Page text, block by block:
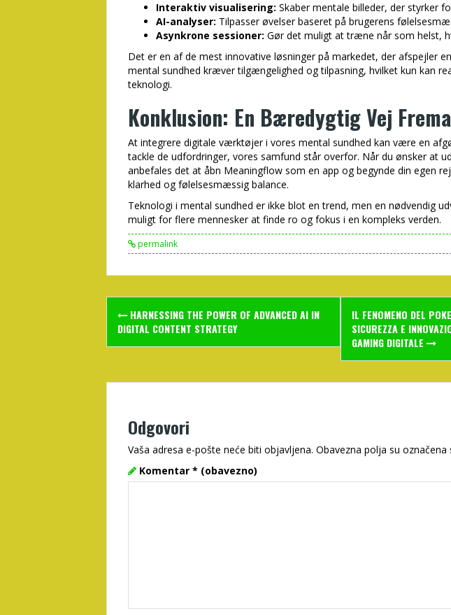
Interaktiv visualisering: Skaber mentale billeder, der styrker
AI-analyser: Tilpasser øvelser baseret på brugerens
Asynkrone sessioner: Gør det muligt at træne når som helst,
Det er en af de mest innovative løsninger på markedet, der afspejler
mental sundhed kræver tilgængelighed og tilpasning, hvilket kun kan
teknologi.
Konklusion: En Bæredygtig Vej
At integrere digitale værktøjer i vores mental sundhed kan være en
tackle de udfordringer, vores samfund står overfor. Når du ønsker at
anbefales det at åbn Meaningflow som en app og begynde din egen
klarhed og følelsesmæssig balance.
Teknologi i mental sundhed er ikke blot en trend, men en nødvendig
muligt for flere mennesker at finde ro og fokus i en kompleks verden.
permalink
Post
navigation
HARNESSING THE POWER OF ADVANCED AI IN
DIGITAL CONTENT STRATEGY
IL FENOMENO DEL
SICUREZZA E
GAMING DIGITALE
Odgovori
Vaša adresa e-pošte neće biti objavljena. Obavezna polja su označena
Komentar * (obavezno)